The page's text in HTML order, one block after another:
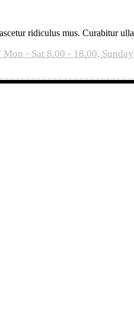
ridiculus mus. Curabitur
Mon - Sat 8.00 - 18.00,